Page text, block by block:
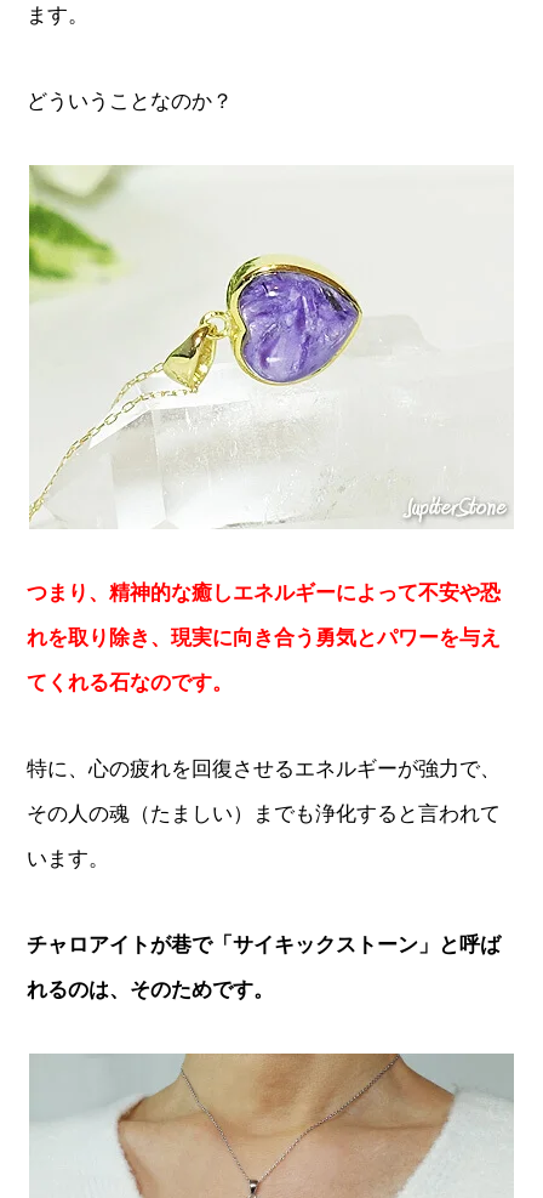
ます。
どういうことなのか？
つまり、精神的な癒しエネルギーによって不安や恐
れを取り除き、現実に向き合う勇気とパワーを与え
てくれる石なのです。
特に、心の疲れを回復させるエネルギーが強力で、
その人の魂（たましい）までも浄化すると言われて
います。
チャロアイトが巷で「サイキックストーン」と呼ば
れるのは、そのためです。